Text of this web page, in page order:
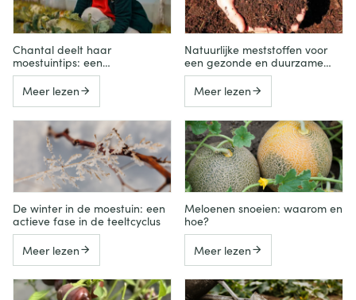
Chantal deelt haar
moestuintips: een
abecedarium vol ervaring
Meer lezen
Natuurlijke meststoffen voor
een gezonde en duurzame
tuin
Meer lezen
De winter in de moestuin: een
actieve fase in de teeltcyclus
Meer lezen
Meloenen snoeien: waarom en
hoe?
Meer lezen